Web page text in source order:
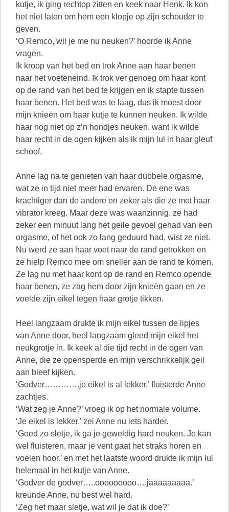
kutje, ik ging rechtop zitten en keek naar Henk. Ik kon
het niet laten om hem een klopje op zijn schouder te
geven.
‘O Remco, wil je me nu neuken?’ hoorde ik Anne
vragen.
Ik kroop van het bed en trok Anne aan haar benen
naar het voeteneind. Ik trok ver genoeg om haar kont
op de rand van het bed te krijgen en ik stapte tussen
haar benen. Het bed was te laag, dus ik moest door
mijn knieën om haar kutje te kunnen neuken. Ik wilde
haar nog niet op z’n hondjes neuken, want ik wilde
haar recht in de ogen kijken als ik mijn lul in haar gleuf
schoof.
Anne lag na te genieten van haar dubbele orgasme,
wat ze in tijd niet meer had ervaren. De ene was
krachtiger dan de andere en zeker als die ze met haar
vibrator kreeg. Maar deze was waanzinnig, ze had
zeker een minuut lang het geile gevoel gehad van een
orgasme, of het ook zo lang geduurd had, wist ze niet.
Nu werd ze aan haar voet naar de rand getrokken en
ze hielp Remco mee om sneller aan de rand te komen.
Ze lag nu met haar kont op de rand en Remco opende
haar benen, ze zag hem door zijn knieën gaan en ze
voelde zijn eikel tegen haar grotje tikken.
Heel langzaam drukte ik mijn eikel tussen de lipjes
van Anne door, heel langzaam gleed mijn eikel het
neukgrotje in. Ik keek al die tijd recht in de ogen van
Anne, die ze opensperde en mijn verschrikkelijk geil
aan bleef kijken.
‘Godver………….je eikel is al lekker.’ fluisterde Anne
zachtjes.
‘Wat zeg je Anne?’ vroeg ik op het normale volume.
‘Je eikel is lekker.’ zei Anne nu iets harder.
‘Goed zo sletje, ik ga je geweldig hard neuken. Je kan
wel fluisteren, maar je vent gaat het straks horen en
voelen hoor.’ en met het laatste woord drukte ik mijn lul
helemaal in het kutje van Anne.
‘Godver de godver…..ooooooooo….jaaaaaaaaa.’
kreunde Anne, nu best wel hard.
‘Zeg het maar sletje, wat wil je dat ik doe?’